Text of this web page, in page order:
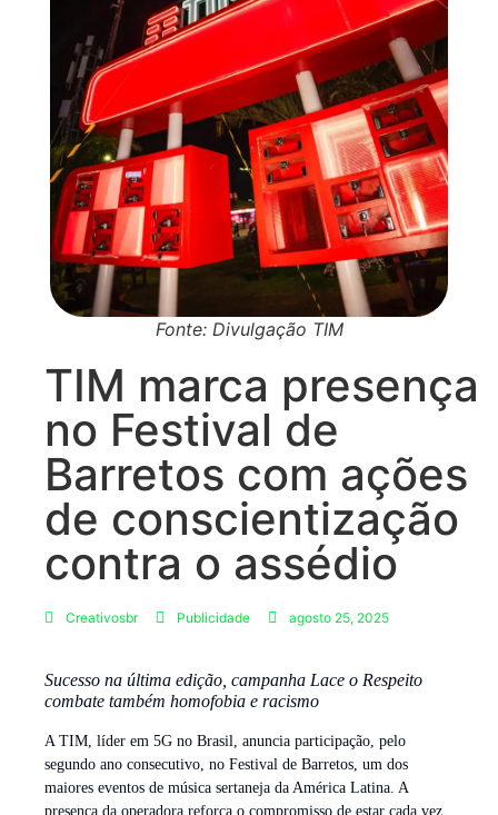
Fonte: Divulgação TIM
TIM marca presença
no Festival de
Barretos com ações
de conscientização
contra o assédio
Creativosbr Publicidade agosto 25, 2025
Sucesso na última edição, campanha Lace o Respeito
combate também homofobia e racismo
A TIM, líder em 5G no Brasil, anuncia participação, pelo
segundo ano consecutivo, no Festival de Barretos, um dos
maiores eventos de música sertaneja da América Latina. A
presença da operadora reforça o compromisso de estar cada vez